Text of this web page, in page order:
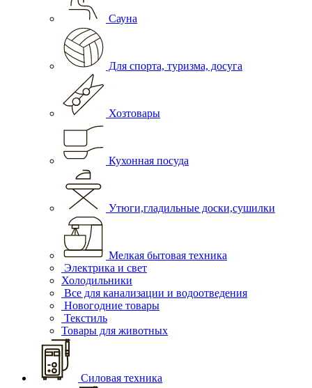
Сауна
Для спорта, туризма, досуга
Хозтовары
Кухонная посуда
Утюги,гладильные доски,сушилки
Мелкая бытовая техника
Электрика и свет
Холодильники
Все для канализации и водоотведения
Новогодние товары
Текстиль
Товары для животных
Силовая техника